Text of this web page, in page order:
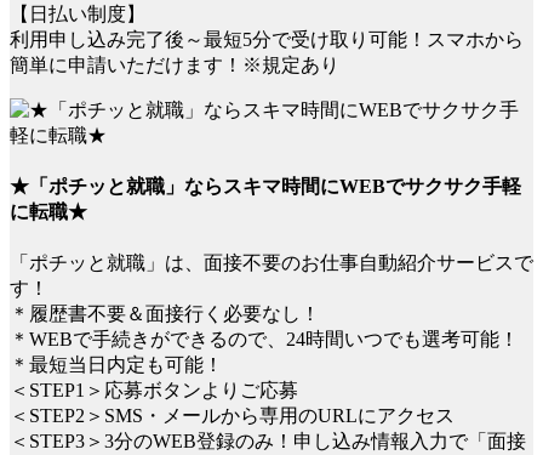
【日払い制度】
利用申し込み完了後～最短5分で受け取り可能！スマホから
簡単に申請いただけます！※規定あり
★「ポチッと就職」ならスキマ時間にWEBでサクサク手軽
に転職★
「ポチッと就職」は、面接不要のお仕事自動紹介サービスで
す！
＊履歴書不要＆面接行く必要なし！
＊WEBで手続きができるので、24時間いつでも選考可能！
＊最短当日内定も可能！
＜STEP1＞応募ボタンよりご応募
＜STEP2＞SMS・メールから専用のURLにアクセス
＜STEP3＞3分のWEB登録のみ！申し込み情報入力で「面接